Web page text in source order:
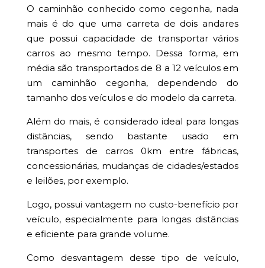
O caminhão conhecido como cegonha, nada
mais é do que uma carreta de dois andares
que possui capacidade de transportar vários
carros ao mesmo tempo. Dessa forma, em
média são transportados de 8 a 12 veículos em
um caminhão cegonha, dependendo do
tamanho dos veículos e do modelo da carreta.
Além do mais, é considerado ideal para longas
distâncias, sendo bastante usado em
transportes de carros 0km entre fábricas,
concessionárias, mudanças de cidades/estados
e leilões, por exemplo.
Logo, possui vantagem no custo-benefício por
veículo, especialmente para longas distâncias
e eficiente para grande volume.
Como desvantagem desse tipo de veículo,